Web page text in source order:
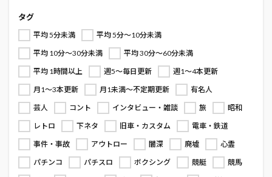
タグ
平均 5分未満
平均 5分～10分未満
平均 10分～30分未満
平均 30分～60分未満
平均 1時間以上
週5～毎日更新
週1～4本更新
月1～3本更新
月1未満～不定期更新
有名人
芸人
コント インタビュー・雑談 旅
昭和
レトロ
下ネタ 旧車・カスタム
電車・鉄道
事件・事故
アウトロー 闇深 廃墟
心霊
パチンコ
パチスロ ボクシング 競艇
競馬